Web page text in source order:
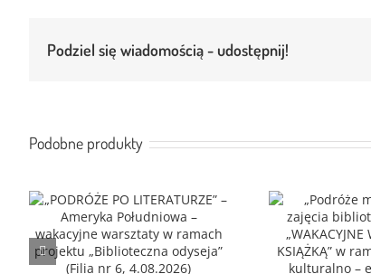
Podziel się wiadomością - udostępnij!
Podobne produkty